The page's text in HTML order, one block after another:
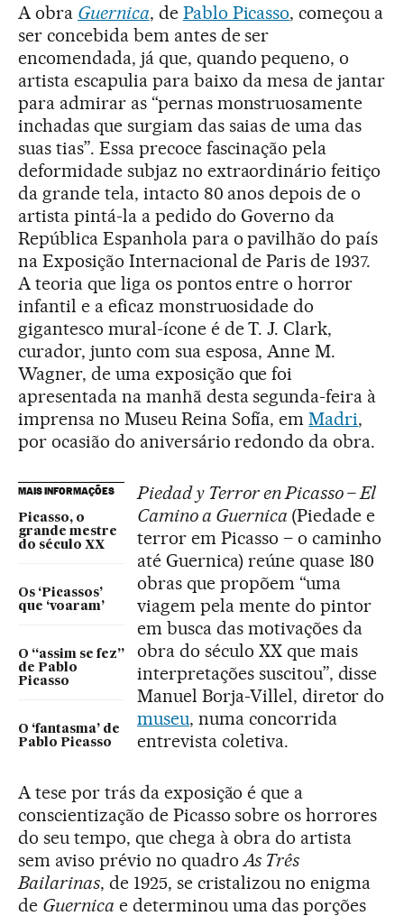
A obra Guernica, de Pablo Picasso, começou a
ser concebida bem antes de ser
encomendada, já que, quando pequeno, o
artista escapulia para baixo da mesa de jantar
para admirar as “pernas monstruosamente
inchadas que surgiam das saias de uma das
suas tias”. Essa precoce fascinação pela
deformidade subjaz no extraordinário feitiço
da grande tela, intacto 80 anos depois de o
artista pintá-la a pedido do Governo da
República Espanhola para o pavilhão do país
na Exposição Internacional de Paris de 1937.
A teoria que liga os pontos entre o horror
infantil e a eficaz monstruosidade do
gigantesco mural-ícone é de T. J. Clark,
curador, junto com sua esposa, Anne M.
Wagner, de uma exposição que foi
apresentada na manhã desta segunda-feira à
imprensa no Museu Reina Sofía, emMadri,
por ocasião do aniversário redondo da obra.
MAIS INFORMAÇÕES
Picasso, o
grande mestre
do século XX
Os ‘Picassos’
que ‘voaram’
O “assim se fez”
de Pablo
Picasso
O ‘fantasma’ de
Pablo Picasso
Piedad y Terror en Picasso – El
Camino a Guernica (Piedade e
terror em Picasso – o caminho
até Guernica) reúne quase 180
obras que propõem “uma
viagem pela mente do pintor
em busca das motivações da
obra do século XX que mais
interpretações suscitou”, disse
Manuel Borja-Villel, diretor do
museu, numa concorrida
entrevista coletiva.
A tese por trás da exposição é que a
conscientização de Picasso sobre os horrores
do seu tempo, que chega à obra do artista
sem aviso prévio no quadro As Três
Bailarinas, de 1925, se cristalizou no enigma
de Guernica e determinou uma das porções